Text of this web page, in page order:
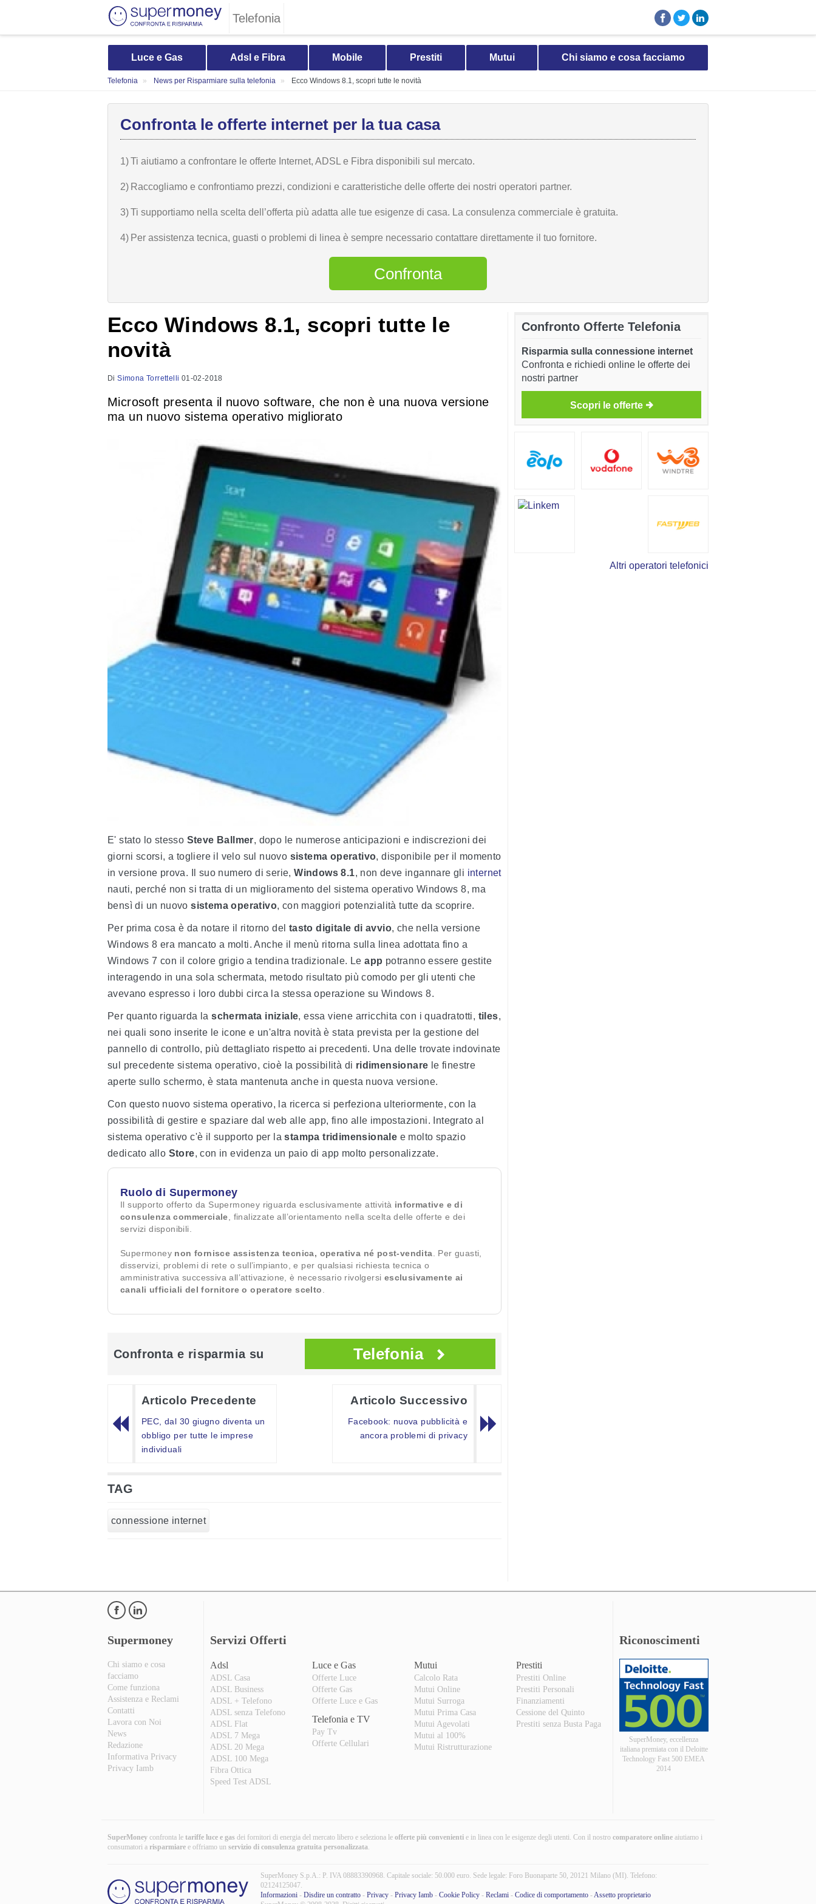
Telefonia
Luce e Gas Adsl e Fibra Mobile Prestiti Mutui Chi siamo e cosa facciamo
Telefonia News per Risparmiare sulla telefonia Ecco Windows 8.1, scopri tutte le novità
Confronta le offerte internet per la tua casa
1)Ti aiutiamo a confrontare le offerte Internet, ADSL e Fibra disponibili sul mercato.
2) Raccogliamo e confrontiamo prezzi, condizioni e caratteristiche delle offerte dei nostri operatori partner.
3)Ti supportiamo nella scelta dell’offerta più adatta alle tue esigenze di casa. La consulenza commerciale è gratuita.
4) Per assistenza tecnica, guasti o problemi di linea è sempre necessario contattare direttamente il tuo fornitore.
Confronta
Ecco Windows 8.1, scopri tutte le
novità
DiSimona Torrettelli 01-02-2018
Microsoft presenta il nuovo software, che non è una nuova versione
ma un nuovo sistema operativo migliorato
E' stato lo stesso Steve Ballmer, dopo le numerose anticipazioni e indiscrezioni dei
giorni scorsi, a togliere il velo sul nuovo sistema operativo, disponibile per il momento
in versione prova. Il suo numero di serie,Windows 8.1, non deve ingannare gli internet
nauti, perché non si tratta di un miglioramento del sistema operativo Windows 8, ma
bensì di un nuovosistema operativo, con maggiori potenzialità tutte da scoprire.
Per prima cosa è da notare il ritorno del tasto digitale di avvio, che nella versione
Windows 8 era mancato a molti. Anche il menù ritorna sulla linea adottata fino a
Windows 7 con il colore grigio a tendina tradizionale. Leapp potranno essere gestite
interagendo in una sola schermata, metodo risultato più comodo per gli utenti che
avevano espresso i loro dubbi circa la stessa operazione su Windows 8.
Per quanto riguarda laschermata iniziale, essa viene arricchita con i quadratotti, tiles,
nei quali sono inserite le icone e un'altra novità è stata prevista per la gestione del
pannello di controllo, più dettagliato rispetto ai precedenti. Una delle trovate indovinate
sul precedente sistema operativo, cioè la possibilità di ridimensionare le finestre
aperte sullo schermo, è stata mantenuta anche in questa nuova versione.
Con questo nuovo sistema operativo, la ricerca si perfeziona ulteriormente, con la
possibilità di gestire e spaziare dal web alle app, fino alle impostazioni. Integrato al
sistema operativo c'è il supporto per lastampa tridimensionale e molto spazio
dedicato allo Store, con in evidenza un paio di app molto personalizzate.
Ruolo di Supermoney
Il supporto offerto da Supermoney riguarda esclusivamente attività informative e di
consulenza commerciale , finalizzate all’orientamento nella scelta delle offerte e dei
servizi disponibili.
Supermoney non fornisce assistenza tecnica, operativa né post-vendita . Per guasti,
disservizi, problemi di rete o sull’impianto, e per qualsiasi richiesta tecnica o
amministrativa successiva all’attivazione, è necessario rivolgersi esclusivamente ai
canali ufficiali del fornitore o operatore scelto
Confronta e risparmia su Telefonia
Articolo Precedente
PEC, dal 30 giugno diventa un
obbligo per tutte le imprese
individuali
Articolo Successivo
Facebook: nuova pubblicità e
ancora problemi di privacy
TAG
connessione internet
Confronto Offerte Telefonia
Risparmia sulla connessione internet
Confronta e richiedi online le offerte dei
nostri partner
Scopri le offerte
Altri operatori telefonici
Supermoney
Chi siamo e cosa
facciamo
Come funziona
Assistenza e Reclami
Contatti
Lavora con Noi
News
Redazione
Informativa Privacy
Privacy Iamb
Servizi Offerti
Adsl
ADSL Casa
ADSL Business
ADSL + Telefono
ADSL senza Telefono
ADSL Flat
ADSL 7 Mega
ADSL 20 Mega
ADSL 100 Mega
Fibra Ottica
Speed Test ADSL
Luce e Gas
Offerte Luce
Offerte Gas
Offerte Luce e Gas
Telefonia e TV
Pay Tv
Offerte Cellulari
Mutui
Calcolo Rata
Mutui Online
Mutui Surroga
Mutui Prima Casa
Mutui Agevolati
Mutui al 100%
Mutui Ristrutturazione
Prestiti
Prestiti Online
Prestiti Personali
Finanziamenti
Cessione del Quinto
Prestiti senza Busta Paga
Riconoscimenti
SuperMoney, eccellenza
italiana premiata con il Deloitte
Technology Fast 500 EMEA
2014
SuperMoney confronta le tariffe luce e gas dei fornitori di energia del mercato libero e seleziona le offerte più convenienti e in linea con le esigenze degli utenti. Con il nostro comparatore online aiutiamo i
consumatori a risparmiare e offriamo un servizio di consulenza gratuita personalizzata.
SuperMoney S.p.A.: P. IVA 08883390968. Capitale sociale: 50.000 euro. Sede legale: Foro Buonaparte 50, 20121 Milano (MI). Telefono:
02124125047.
Informazioni - Disdire un contratto - Privacy - Privacy Iamb - Cookie Policy - Reclami - Codice di comportamento -Assetto proprietario